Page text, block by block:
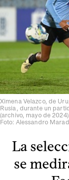
Ximena Velazco, de
Rusia, durante un
(archivo, mayo de 2024).
Foto: Alessandro
La
se